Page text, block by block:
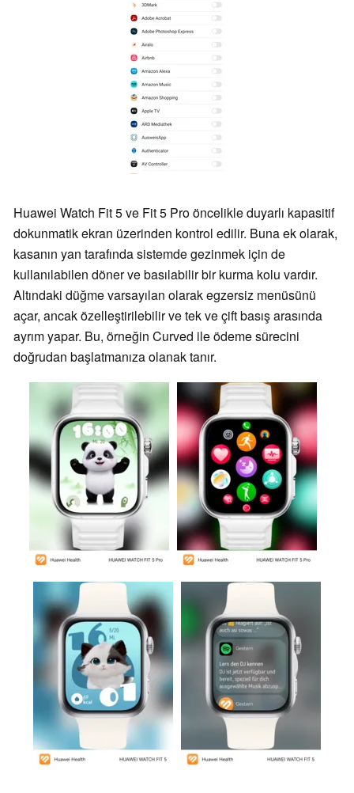
Huawei Watch Fit 5 ve Fit 5 Pro öncelikle duyarlı kapasitif
dokunmatik ekran üzerinden kontrol edilir. Buna ek olarak,
kasanın yan tarafında sistemde gezinmek için de
kullanılabilen döner ve basılabilir bir kurma kolu vardır.
Altındaki düğme varsayılan olarak egzersiz menüsünü
açar, ancak özelleştirilebilir ve tek ve çift basış arasında
ayrım yapar. Bu, örneğin Curved ile ödeme sürecini
doğrudan başlatmanıza olanak tanır.